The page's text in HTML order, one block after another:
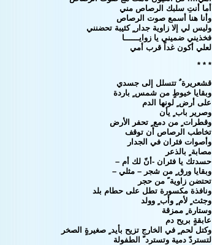
أما أنتِ سلبك الرصاص مني
وأنا هنا أسمع صوت الرصاص
وليس لي إلا زاوية جدار ٍ كئيبة تحضنني
فخذيني ضميني يا زوايــــــا
لعلي أكون غداً قرب أمي
* * *
قشعريرة ٌ تتسلل إلى جسدي
وبقايا خيوطٍ من شمس ٍ باردة
على أرض ٍ لونها الدم
وصرير باب ٍ يأن
وقطرات ٍ من دمع ٍ تحفر الأرض
تخاطب الرصاص أن توقف
وأصوات فئران في الجدار
مصابة ٍ بالذعر
حسدتك يا فئران -أنّ لك أم –
وبقايا ورق ٍ من شجر – مثلي –
تحتضن زاوية ً من حجر
ونافذة مكسورة تطل على حطام بلد
وجثث ٍ لأم ٍ وأب ٍ وولد
وستارة ٍ ممزقة
عابقةٍ بريح دم
وكتل لحم ٍ في الخارج تزيح بأيد ٍ صغيرةٍ الصخر
لتستردّ دمية وتسترد ّ الطفولة